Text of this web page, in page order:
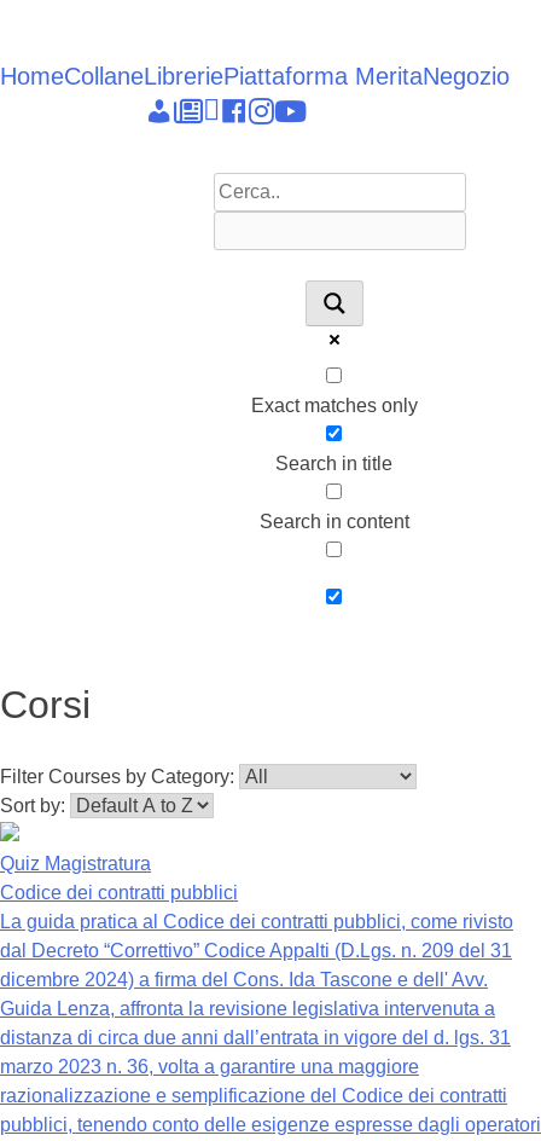
contenuto
HomeCollaneLibreriePiattaforma MeritaNegozio
Epieikeia
Dettagli
News
Linkedin
facebook
instagram
youtube
Exact matches only
Search in title
Search in content
Corsi
Filter Courses by Category:
Sort by:
Quiz Magistratura
Codice dei contratti pubblici
La guida pratica al Codice dei contratti pubblici, come rivisto
dal Decreto “Correttivo” Codice Appalti (D.Lgs. n. 209 del 31
dicembre 2024) a firma del Cons. Ida Tascone e dell' Avv.
Guida Lenza, affronta la revisione legislativa intervenuta a
distanza di circa due anni dall’entrata in vigore del d. lgs. 31
marzo 2023 n. 36, volta a garantire una maggiore
razionalizzazione e semplificazione del Codice dei contratti
pubblici, tenendo conto delle esigenze espresse dagli operatori